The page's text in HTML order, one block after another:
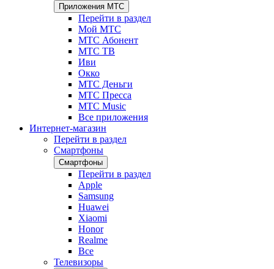
Приложения МТС
Перейти в раздел
Мой МТС
МТС Абонент
МТС ТВ
Иви
Окко
МТС Деньги
МТС Пресса
МТС Music
Все приложения
Интернет-магазин
Перейти в раздел
Смартфоны
Смартфоны
Перейти в раздел
Apple
Samsung
Huawei
Xiaomi
Honor
Realme
Все
Телевизоры